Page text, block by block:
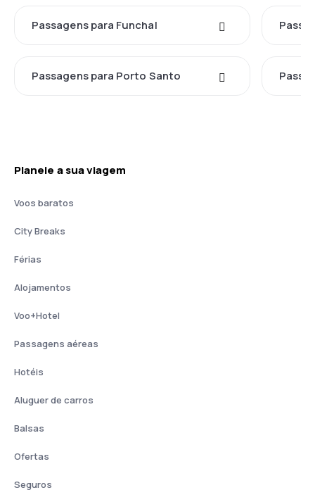
Passagens para Funchal
Passagens para Porto Santo
Planeie a sua viagem
Voos baratos
City Breaks
Férias
Alojamentos
Voo+Hotel
Passagens aéreas
Hotéis
Aluguer de carros
Balsas
Ofertas
Seguros